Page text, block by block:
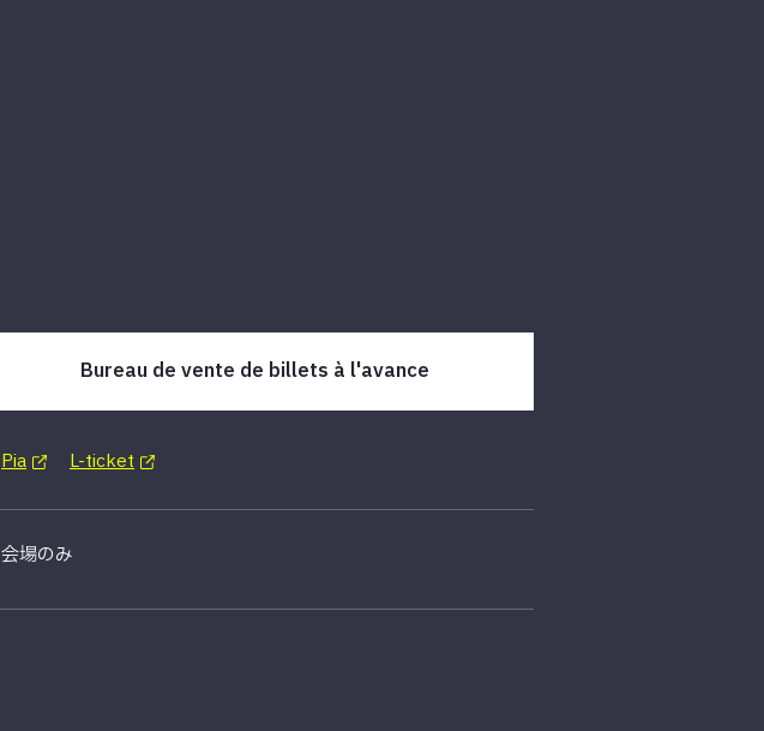
Bureau de vente de billets à l'avance
Pia L-ticket
会場のみ